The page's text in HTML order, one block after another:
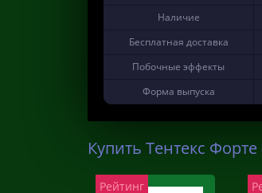
Наличие
Бесплатная доставка
Побочные эффекты
Форма выпуска
Купить Тентекс
Рейтинг